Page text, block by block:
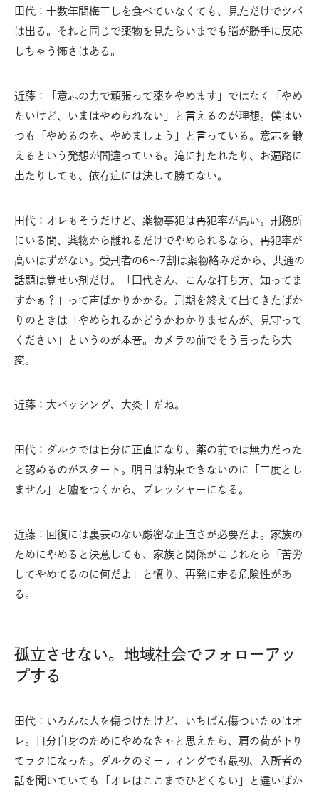
田代：十数年間梅干しを食べていなくても、見ただけでツバ
は出る。それと同じで薬物を見たらいまでも脳が勝手に反応
しちゃう怖さはある。
近藤：「意志の力で頑張って薬をやめます」ではなく「やめ
たいけど、いまはやめられない」と言えるのが理想。僕はい
つも「やめるのを、やめましょう」と言っている。意志を鍛
えるという発想が間違っている。滝に打たれたり、お遍路に
出たりしても、依存症には決して勝てない。
田代：オレもそうだけど、薬物事犯は再犯率が高い。刑務所
にいる間、薬物から離れるだけでやめられるなら、再犯率が
高いはずがない。受刑者の6〜7割は薬物絡みだから、共通の
話題は覚せい剤だけ。「田代さん、こんな打ち方、知ってま
すかぁ？」って声ばかりかかる。刑期を終えて出てきたばか
りのときは「やめられるかどうかわかりませんが、見守って
ください」というのが本音。カメラの前でそう言ったら大
変。
近藤：大バッシング、大炎上だね。
田代：ダルクでは自分に正直になり、薬の前では無力だった
と認めるのがスタート。明日は約束できないのに「二度とし
ません」と噓をつくから、プレッシャーになる。
近藤：回復には裏表のない厳密な正直さが必要だよ。家族の
ためにやめると決意しても、家族と関係がこじれたら「苦労
してやめてるのに何だよ」と憤り、再発に走る危険性があ
る。
孤立させない。地域社会でフォローアッ
プする
田代：いろんな人を傷つけたけど、いちばん傷ついたのはオ
レ。自分自身のためにやめなきゃと思えたら、肩の荷が下り
てラクになった。ダルクのミーティングでも最初、入所者の
話を聞いていても「オレはここまでひどくない」と違いばか